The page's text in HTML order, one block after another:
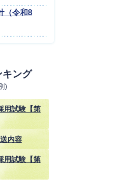
（令和8
キング
)
用試験【第
内容
用試験【第